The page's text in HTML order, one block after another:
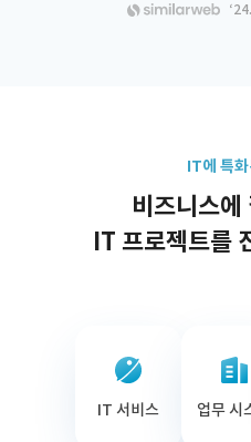
IT에 특
비즈니스에
IT 프로젝트를
IT 서비스 업무 시